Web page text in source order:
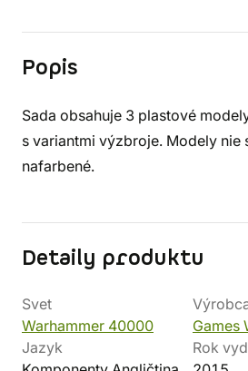
Popis
Sada obsahuje 3 plastové
s variantmi výzbroje. Modely nie
nafarbené.
Detaily produktu
Svet
Warhammer 40000
Games
Jazyk
Rok